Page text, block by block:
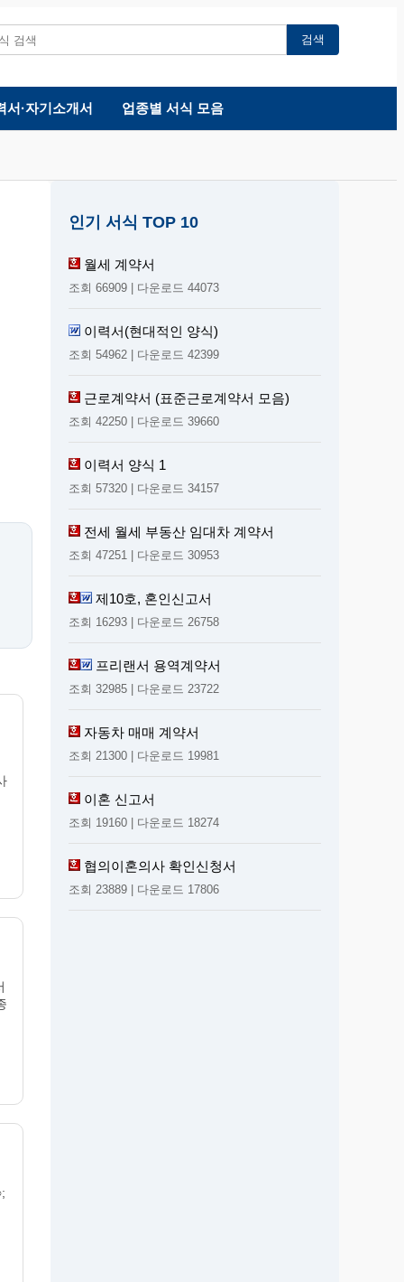
검색
서·자기소개서 업종별 서식 모음
인기 서식 TOP 10
월세 계약서
조회 66909 | 다운로드 44073
이력서(현대적인 양식)
조회 54962 | 다운로드 42399
근로계약서 (표준근로계약서 모음)
조회 42250 | 다운로드 39660
이력서 양식 1
조회 57320 | 다운로드 34157
전세 월세 부동산 임대차 계약서
조회 47251 | 다운로드 30953
제10호, 혼인신고서
조회 16293 | 다운로드 26758
프리랜서 용역계약서
조회 32985 | 다운로드 23722
자동차 매매 계약서
조회 21300 | 다운로드 19981
이혼 신고서
조회 19160 | 다운로드 18274
협의이혼의사 확인신청서
조회 23889 | 다운로드 17806